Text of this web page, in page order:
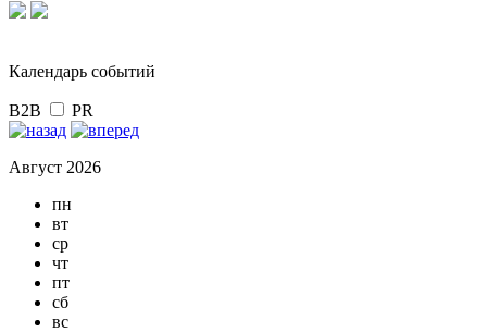
Календарь событий
B2B PR
Август 2026
пн
вт
ср
чт
пт
сб
вс